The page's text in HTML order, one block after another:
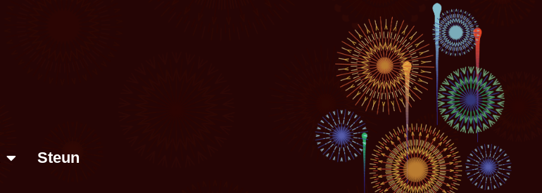
Steun